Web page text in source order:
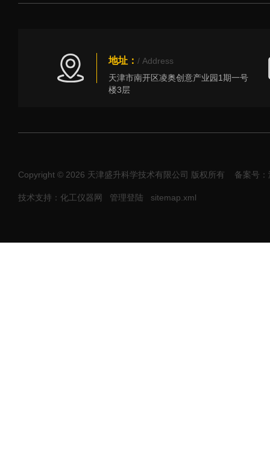
地址： / Address
天津市南开区凌奥创意产业园1期一号
楼3层
Copyright © 2026 天津盛升科学技术有限公司 版权所有 备案号
技术支持：化工仪器网 管理登陆 sitemap.xml